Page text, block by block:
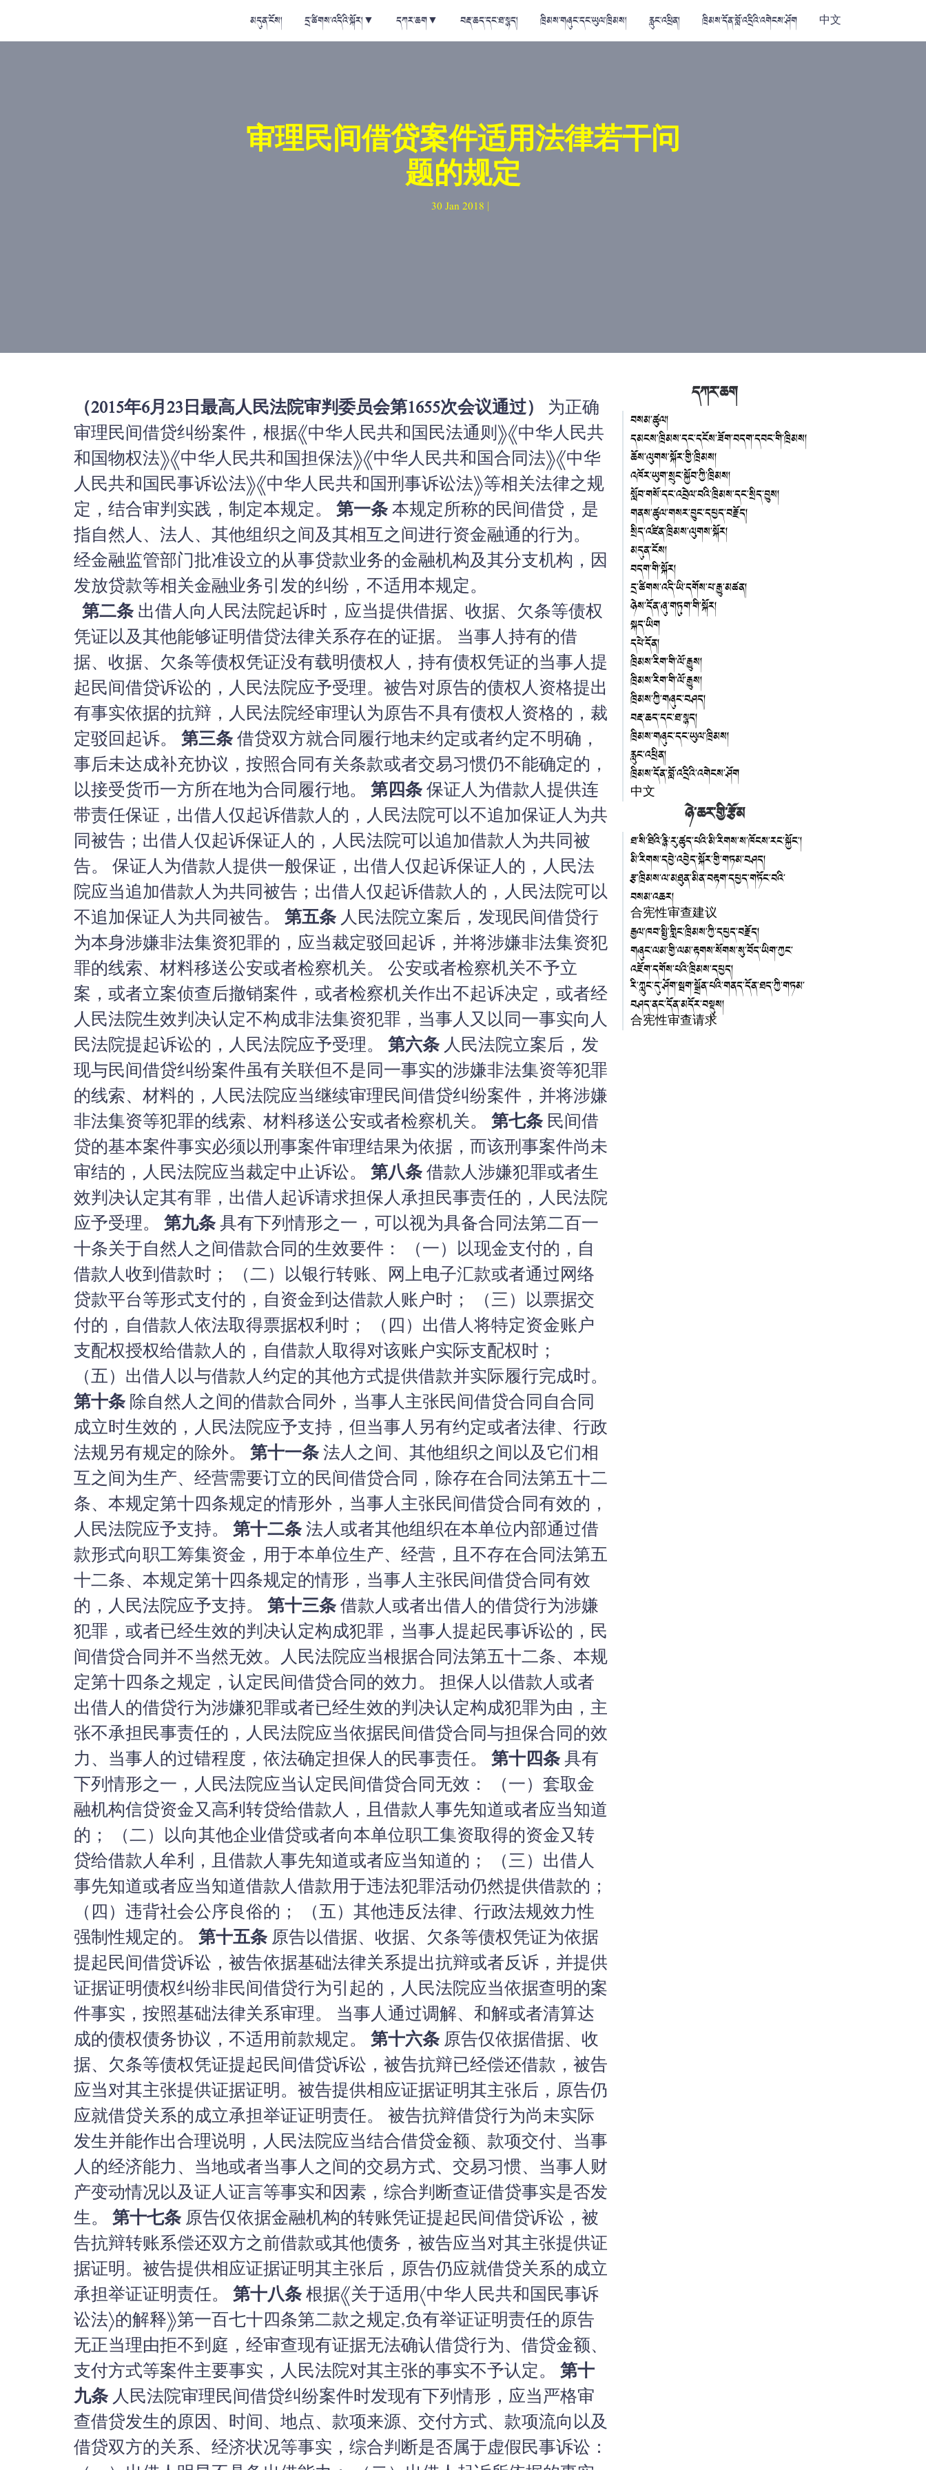
མདུན་ངོས། དྲ་ཚིགས་འདིའི་སྐོར།▼ དཀར་ཆག▼ བརྡ་ཆད་དང་ཐ་སྙད། ཁྲིམས་གཞུང་དང་ཡུལ་ཁྲིམས། རླུང་འཕྲིན། ཁྲིམས་དོན་བློ་འདྲིའི་འགེངས་ཤོག 中文
审理民间借贷案件适用法律若干问
题的规定
30 Jan 2018 |
（2015年6月23日最高人民法院审判委员会第1655次会议通过） 为正确
审理民间借贷纠纷案件，根据《中华人民共和国民法通则》《中华人民共
和国物权法》《中华人民共和国担保法》《中华人民共和国合同法》《中华
人民共和国民事诉讼法》《中华人民共和国刑事诉讼法》等相关法律之规
定，结合审判实践，制定本规定。 第一条本规定所称的民间借贷，是
指自然人、法人、其他组织之间及其相互之间进行资金融通的行为。
经金融监管部门批准设立的从事贷款业务的金融机构及其分支机构，因
发放贷款等相关金融业务引发的纠纷，不适用本规定。
第二条出借人向人民法院起诉时，应当提供借据、收据、欠条等债权
凭证以及其他能够证明借贷法律关系存在的证据。 当事人持有的借
据、收据、欠条等债权凭证没有载明债权人，持有债权凭证的当事人提
起民间借贷诉讼的，人民法院应予受理。被告对原告的债权人资格提出
有事实依据的抗辩，人民法院经审理认为原告不具有债权人资格的，裁
定驳回起诉。 第三条借贷双方就合同履行地未约定或者约定不明确，
事后未达成补充协议，按照合同有关条款或者交易习惯仍不能确定的，
以接受货币一方所在地为合同履行地。 第四条保证人为借款人提供连
带责任保证，出借人仅起诉借款人的，人民法院可以不追加保证人为共
同被告；出借人仅起诉保证人的，人民法院可以追加借款人为共同被
告。 保证人为借款人提供一般保证，出借人仅起诉保证人的，人民法
院应当追加借款人为共同被告；出借人仅起诉借款人的，人民法院可以
不追加保证人为共同被告。 第五条人民法院立案后，发现民间借贷行
为本身涉嫌非法集资犯罪的，应当裁定驳回起诉，并将涉嫌非法集资犯
罪的线索、材料移送公安或者检察机关。 公安或者检察机关不予立
案，或者立案侦查后撤销案件，或者检察机关作出不起诉决定，或者经
人民法院生效判决认定不构成非法集资犯罪，当事人又以同一事实向人
民法院提起诉讼的，人民法院应予受理。 第六条人民法院立案后，发
现与民间借贷纠纷案件虽有关联但不是同一事实的涉嫌非法集资等犯罪
的线索、材料的，人民法院应当继续审理民间借贷纠纷案件，并将涉嫌
非法集资等犯罪的线索、材料移送公安或者检察机关。 第七条民间借
贷的基本案件事实必须以刑事案件审理结果为依据，而该刑事案件尚未
审结的，人民法院应当裁定中止诉讼。 第八条借款人涉嫌犯罪或者生
效判决认定其有罪，出借人起诉请求担保人承担民事责任的，人民法院
应予受理。 第九条具有下列情形之一，可以视为具备合同法第二百一
十条关于自然人之间借款合同的生效要件： （一）以现金支付的，自
借款人收到借款时； （二）以银行转账、网上电子汇款或者通过网络
贷款平台等形式支付的，自资金到达借款人账户时； （三）以票据交
付的，自借款人依法取得票据权利时； （四）出借人将特定资金账户
支配权授权给借款人的，自借款人取得对该账户实际支配权时；
（五）出借人以与借款人约定的其他方式提供借款并实际履行完成时。
第十条除自然人之间的借款合同外，当事人主张民间借贷合同自合同
成立时生效的，人民法院应予支持，但当事人另有约定或者法律、行政
法规另有规定的除外。 第十一条法人之间、其他组织之间以及它们相
互之间为生产、经营需要订立的民间借贷合同，除存在合同法第五十二
条、本规定第十四条规定的情形外，当事人主张民间借贷合同有效的，
人民法院应予支持。 第十二条法人或者其他组织在本单位内部通过借
款形式向职工筹集资金，用于本单位生产、经营，且不存在合同法第五
十二条、本规定第十四条规定的情形，当事人主张民间借贷合同有效
的，人民法院应予支持。 第十三条借款人或者出借人的借贷行为涉嫌
犯罪，或者已经生效的判决认定构成犯罪，当事人提起民事诉讼的，民
间借贷合同并不当然无效。人民法院应当根据合同法第五十二条、本规
定第十四条之规定，认定民间借贷合同的效力。 担保人以借款人或者
出借人的借贷行为涉嫌犯罪或者已经生效的判决认定构成犯罪为由，主
张不承担民事责任的，人民法院应当依据民间借贷合同与担保合同的效
力、当事人的过错程度，依法确定担保人的民事责任。 第十四条具有
下列情形之一，人民法院应当认定民间借贷合同无效： （一）套取金
融机构信贷资金又高利转贷给借款人，且借款人事先知道或者应当知道
的； （二）以向其他企业借贷或者向本单位职工集资取得的资金又转
贷给借款人牟利，且借款人事先知道或者应当知道的； （三）出借人
事先知道或者应当知道借款人借款用于违法犯罪活动仍然提供借款的；
（四）违背社会公序良俗的； （五）其他违反法律、行政法规效力性
强制性规定的。 第十五条原告以借据、收据、欠条等债权凭证为依据
提起民间借贷诉讼，被告依据基础法律关系提出抗辩或者反诉，并提供
证据证明债权纠纷非民间借贷行为引起的，人民法院应当依据查明的案
件事实，按照基础法律关系审理。 当事人通过调解、和解或者清算达
成的债权债务协议，不适用前款规定。 第十六条原告仅依据借据、收
据、欠条等债权凭证提起民间借贷诉讼，被告抗辩已经偿还借款，被告
应当对其主张提供证据证明。被告提供相应证据证明其主张后，原告仍
应就借贷关系的成立承担举证证明责任。 被告抗辩借贷行为尚未实际
发生并能作出合理说明，人民法院应当结合借贷金额、款项交付、当事
人的经济能力、当地或者当事人之间的交易方式、交易习惯、当事人财
产变动情况以及证人证言等事实和因素，综合判断查证借贷事实是否发
生。 第十七条原告仅依据金融机构的转账凭证提起民间借贷诉讼，被
告抗辩转账系偿还双方之前借款或其他债务，被告应当对其主张提供证
据证明。被告提供相应证据证明其主张后，原告仍应就借贷关系的成立
承担举证证明责任。 第十八条根据《关于适用〈中华人民共和国民事诉
讼法〉的解释》第一百七十四条第二款之规定,负有举证证明责任的原告
无正当理由拒不到庭，经审查现有证据无法确认借贷行为、借贷金额、
支付方式等案件主要事实，人民法院对其主张的事实不予认定。 第十
九条人民法院审理民间借贷纠纷案件时发现有下列情形，应当严格审
查借贷发生的原因、时间、地点、款项来源、交付方式、款项流向以及
借贷双方的关系、经济状况等事实，综合判断是否属于虚假民事诉讼：
དཀར་ཆག
བསམ་ཚུལ།
དམངས་ཁྲིམས་དང་དངོས་ཟོག་བདག་དབང་གི་ཁྲིམས།
ཆོས་ལུགས་སྐོར་གྱི་ཁྲིམས།
འཁོར་ཡུག་སྲུང་སྐྱོབ་ཀྱི་ཁྲིམས།
སློབ་གསོ་དང་འབྲེལ་བའི་ཁྲིམས་དང་སྲིད་བྱུས།
གནས་ཚུལ་གསར་བྱུང་དཔྱད་བརྗོད།
སྲིད་འཛིན་ཁྲིམས་ལུགས་སྐོར།
མདུན་ངོས།
བདག་གི་སྐོར།
དྲ་ཚིགས་འདི་ཡི་དགོས་པ་རྒྱུ་མཚན།
ཉེས་དོན་ཞུ་གཏུག་གི་སྐོར།
སྐད་ཡིག
དཔེ་དོན།
ཁྲིམས་རིག་གི་ལོ་རྒྱུས།
ཁྲིམས་རིག་གི་ལོ་རྒྱུས།
ཁྲིམས་ཀྱི་གཞུང་བཤད།
བརྡ་ཆད་དང་ཐ་སྙད།
ཁྲིམས་གཞུང་དང་ཡུལ་ཁྲིམས།
རླུང་འཕྲིན།
ཁྲིམས་དོན་བློ་འདྲིའི་འགེངས་ཤོག
中文
ཉེ་ཆར་གྱི་རྩོམ
ཐ་སི་ཐིའི་རྙི་རུ་ཚུད་པའི་མི་རིགས་ས་ཁོངས་རང་སྐྱོང་།
མི་རིགས་དབྱེ་འབྱེད་སྐོར་གྱི་གཏམ་བཤད།
རྩ་ཁྲིམས་ལ་མཐུན་མིན་བརྟག་དཔྱད་གཏོང་བའི་
བསམ་འཆར།
合宪性审查建议
རྒྱལ་ཁབ་སྤྱི་གླིང་ཁྲིམས་ཀྱི་དཔྱད་བརྗོད།
གཞུང་ལམ་གྱི་ལམ་རྟགས་སོགས་སུ་བོད་ཡིག་ཀྱང་
འཇོག་དགོས་པའི་ཁྲིམས་དཔྱད།
རི་ཀླུང་དུ་ཤོག་སྦག་སྒྲོན་པའི་གནད་དོན་ཐད་ཀྱི་གཏམ་
བཤད་ནང་དོན་མདོར་བསྡུས།
合宪性审查请求